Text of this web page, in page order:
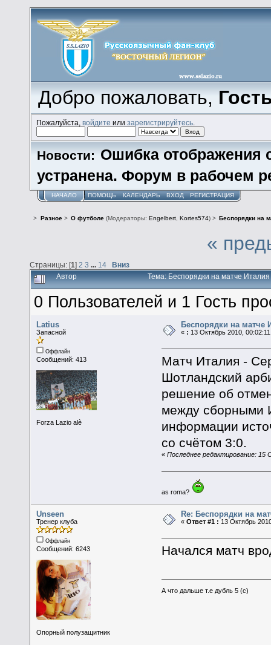
Добро пожаловать,
Пожалуйста,войдите илизарегистрируйтесь
Новости: Ошибка отображения
устранена. Форум в рабочем
НАЧАЛО ПОМОЩЬ КАЛЕНДАРЬ ВХОД РЕГИСТРАЦИЯ
> Разное> О футболе(Модераторы: Engelbert, Kortes574) > Беспорядки на
«
Страницы: [1] 2 3 14 Вниз
Автор Тема: Беспорядки на матче
0 Пользователей и 1 Гость
Latius
Запасной
Оффлайн
Сообщений: 413
Forza Lazio alè
Беспорядки на матче
« : 13 Октябрь 2010,
Матч Италия -
Шотландский
решение об
между сборными
информации
со счётом 3:0.
« Последнее редактирование: 15
as roma?
Unseen
Тренер клуба
Оффлайн
Сообщений: 6243
Опорный полузащитник
Re: Беспорядки на
«Ответ #1 : 13 Октябрь
Начался матч
А что дальше т.е дубль 5 (с)